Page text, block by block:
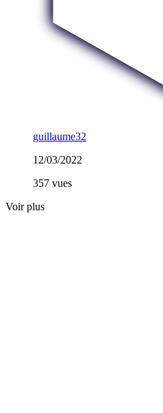
guillaume32
12/03/2022
357 vues
Voir plus